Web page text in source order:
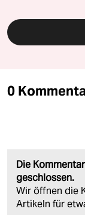
0
Die
geschlossen.
Wir öffnen die
Artikeln für